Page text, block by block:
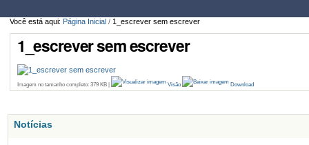
Você está aqui: Página Inicial / 1_escrever sem escrever
1_escrever sem escrever
Imagem no tamanho completo: 379 KB| Visão Download
Notícias